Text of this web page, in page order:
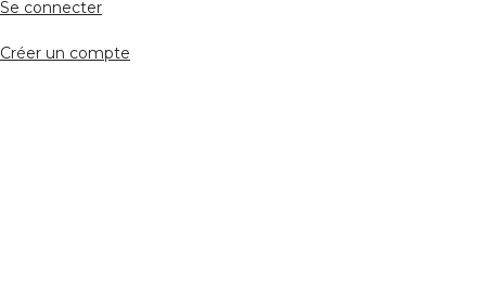
Se connecter
Créer un compte